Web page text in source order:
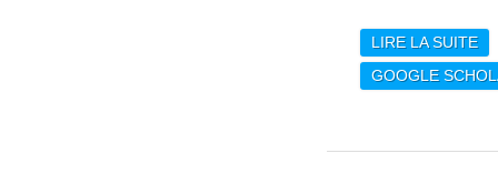
LIRE LA SUITE
GOOGLE